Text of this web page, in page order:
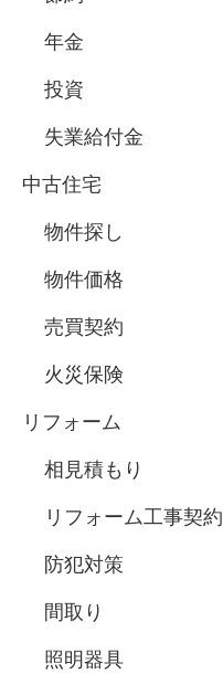
年金
投資
失業給付金
中古住宅
物件探し
物件価格
売買契約
火災保険
リフォーム
相見積もり
リフォーム工事契約
防犯対策
間取り
照明器具